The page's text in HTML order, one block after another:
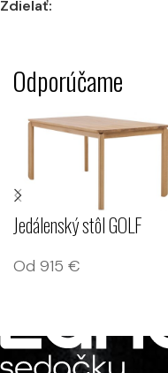
Zdielať:
Odporúčame
Jedálenský stôl GOLF
Od 915 €